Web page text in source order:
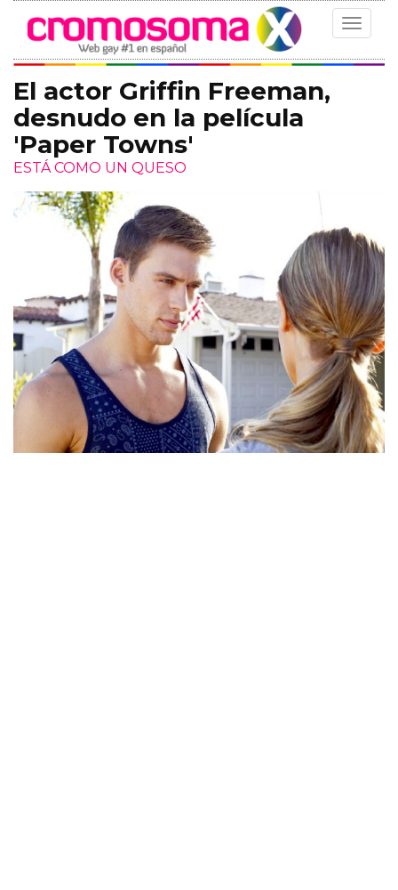
Toggle
El actor Griffin Freeman,
desnudo en la película
'Paper Towns'
ESTÁ COMO UN QUESO